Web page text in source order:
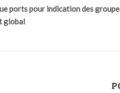
ports pour indication des
global